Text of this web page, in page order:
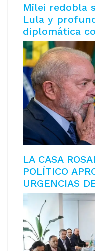
Milei redobla
Lula y
diplomática
LA CASA
POLÍTICO
URGENCIAS